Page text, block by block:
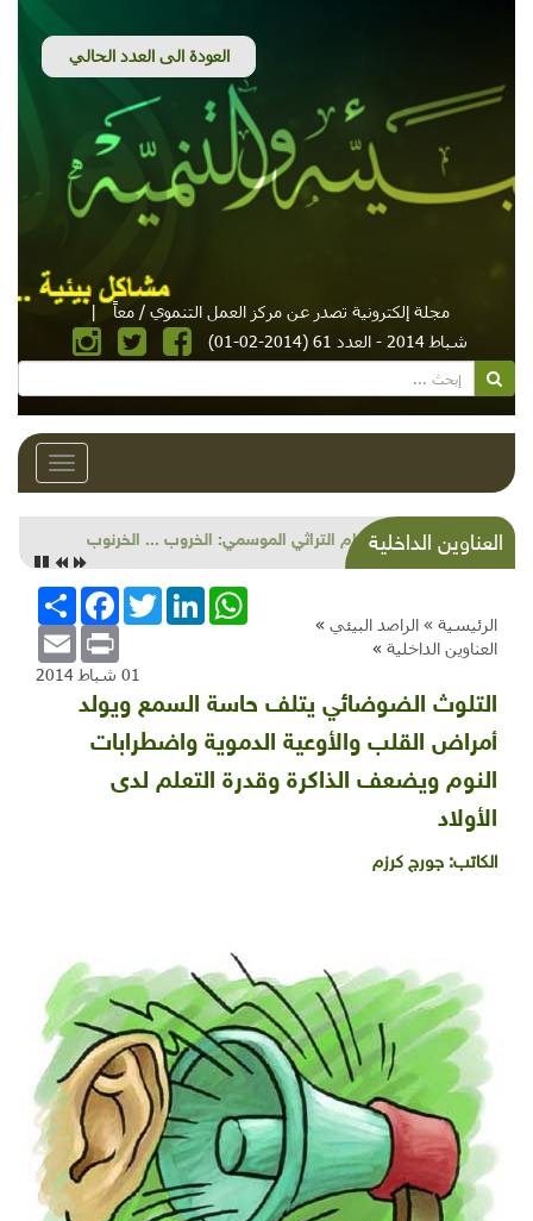
مجلة إلكترونية تصدر عن مركز العمل التنموي / معاً
|
شباط 2014 - العدد 61 (2014-02-01)
Toggle
العناوين الداخليةالطعام التراثي الموسمي: الخروب ... الخرنوب
الرئيسية » الراصد البيئي »
العناوين الداخلية »
انشر
FacebookTwitterLinkedInWhatsApp
Email Print
01 شباط 2014
التلوث الضوضائي يتلف حاسة السمع ويولد
أمراض القلب والأوعية الدموية واضطرابات
النوم ويضعف الذاكرة وقدرة التعلم لدى
الأولاد
الكاتب: جورج كرزم